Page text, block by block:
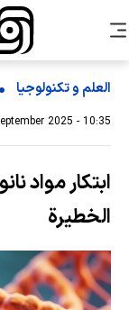
العلم و تکنولوجیا
2025 - 10:35
ابتكار مواد
الخطيرة